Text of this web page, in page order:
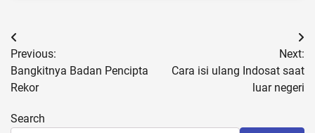
Post
navigation
Previous:
Bangkitnya Badan Pencipta
Rekor
Next:
Cara isi ulang Indosat saat
luar negeri
Search